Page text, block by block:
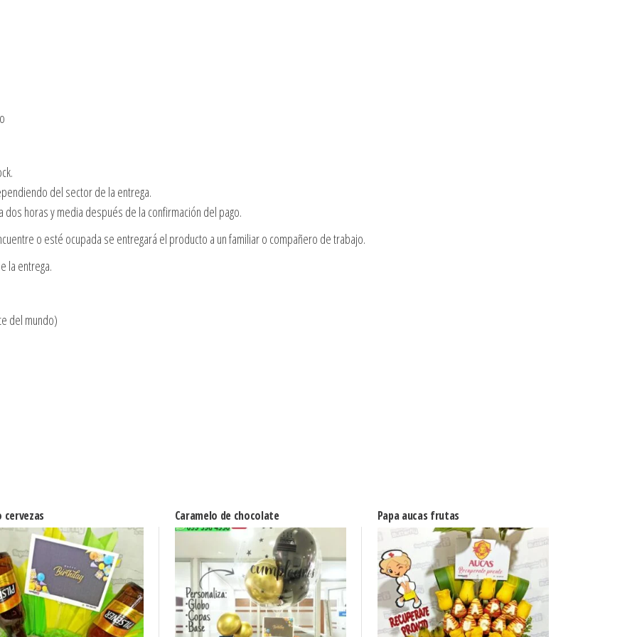
del sector de la entrega.
horas y media después de la confirmación del pago.
o esté ocupada se entregará el producto a un familiar o compañero de trabajo.
la entrega.
del mundo)
cervezas Caramelo de chocolate Papa aucas frutas